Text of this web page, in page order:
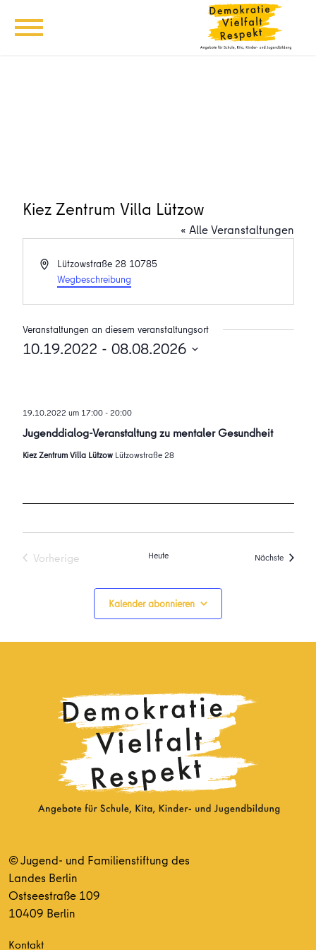
Kiez Zentrum Villa Lützow
« Alle Veranstaltungen
AdresseLützowstraße 28 10785
Wegbeschreibung
Veranstaltungen an diesem veranstaltungsort
10.19.2022 - 08.08.2026
Jugenddialog-Veranstaltung zu mentaler Gesundheit
19.10.2022 um 17:00-20:00
Kiez Zentrum Villa Lützow Lützowstraße 28
Vorherige
Heute Nächste
Kalender abonnieren
© Jugend- und Familienstiftung des
Landes Berlin
Ostseestraße 109
10409 Berlin
Kontakt